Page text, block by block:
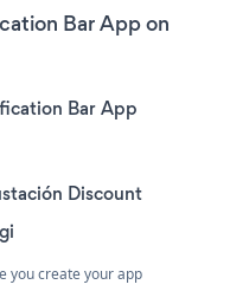
Bar App on
Bar App
Discount
you create your app